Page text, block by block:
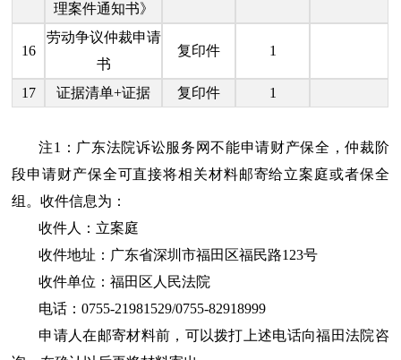
理案件通知书》
16
劳动争议仲裁申请
书
复印件 1
17 证据清单+证据 复印件 1
注1：广东法院诉讼服务网不能申请财产保全，仲裁阶
段申请财产保全可直接将相关材料邮寄给立案庭或者保全
组。收件信息为：
收件人：立案庭
收件地址：广东省深圳市福田区福民路123号
收件单位：福田区人民法院
电话：0755-21981529/0755-82918999
申请人在邮寄材料前，可以拨打上述电话向福田法院咨